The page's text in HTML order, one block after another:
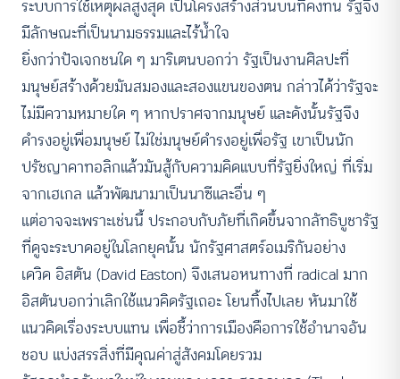
ระบบการใช้เหตุผลสูงสุด เป็นโครงสร้างส่วนบนที่คงทน รัฐจึง
มีลักษณะที่เป็นนามธรรมและไร้น้ำใจ
ยิ่งกว่าปัจเจกชนใด ๆ มาริเตนบอกว่า รัฐเป็นงานศิลปะที่
มนุษย์สร้างด้วยมันสมองและสองแขนของตน กล่าวได้ว่ารัฐจะ
ไม่มีความหมายใด ๆ หากปราศจากมนุษย์ และดังนั้นรัฐจึง
ดำรงอยู่เพื่อมนุษย์ ไม่ใช่มนุษย์ดำรงอยู่เพื่อรัฐ เขาเป็นนัก
ปรัชญาคาทอลิกแล้วมันสู้กับความคิดแบบที่รัฐยิ่งใหญ่ ที่เริ่ม
จากเฮเกล แล้วพัฒนามาเป็นนาซีและอื่น ๆ
แต่อาจจะเพราะเช่นนี้ ประกอบกับภัยที่เกิดขึ้นจากลัทธิบูชารัฐ
ที่ดูจะระบาดอยู่ในโลกยุคนั้น นักรัฐศาสตร์อเมริกันอย่าง
เดวิด อิสตัน (David Easton) จึงเสนอหนทางที่ radical มาก
อิสตันบอกว่าเลิกใช้แนวคิดรัฐเถอะ โยนทิ้งไปเลย หันมาใช้
แนวคิดเรื่องระบบแทน เพื่อชี้ว่าการเมืองคือการใช้อำนาจอัน
ชอบ แบ่งสรรสิ่งที่มีคุณค่าสู่สังคมโดยรวม